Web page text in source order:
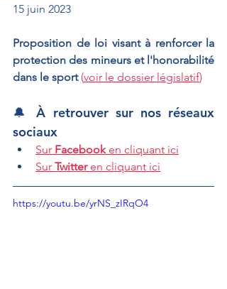
15 juin 2023
Proposition de loi visant à renforcer la
protection des mineurs et l'honorabilité
dans le sport (voir le dossier législatif)
🔔 À retrouver sur nos réseaux
sociaux
Sur Facebook en cliquant ici
Sur Twitter en cliquant ici
https://youtu.be/yrNS_zIRqO4